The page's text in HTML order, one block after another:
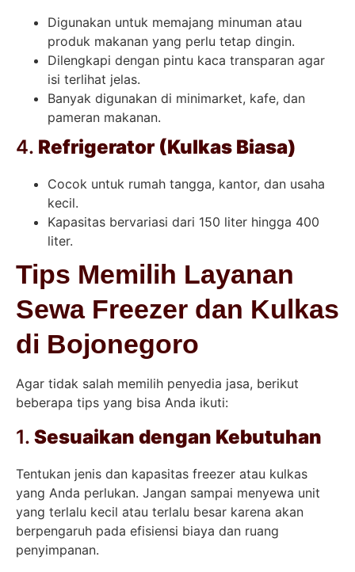
Digunakan untuk memajang minuman atau
produk makanan yang perlu tetap dingin.
Dilengkapi dengan pintu kaca transparan agar
isi terlihat jelas.
Banyak digunakan di minimarket, kafe, dan
pameran makanan.
4. Refrigerator (Kulkas Biasa)
Cocok untuk rumah tangga, kantor, dan usaha
kecil.
Kapasitas bervariasi dari 150 liter hingga 400
liter.
Tips Memilih Layanan
Sewa Freezer dan Kulkas
di Bojonegoro
Agar tidak salah memilih penyedia jasa, berikut
beberapa tips yang bisa Anda ikuti:
1. Sesuaikan dengan Kebutuhan
Tentukan jenis dan kapasitas freezer atau kulkas
yang Anda perlukan. Jangan sampai menyewa unit
yang terlalu kecil atau terlalu besar karena akan
berpengaruh pada efisiensi biaya dan ruang
penyimpanan.